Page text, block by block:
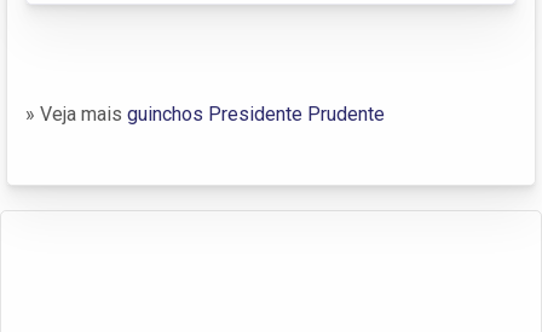
» Veja mais guinchos Presidente Prudente